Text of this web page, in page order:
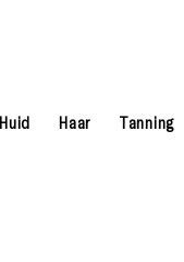
Huid Haar Tanning